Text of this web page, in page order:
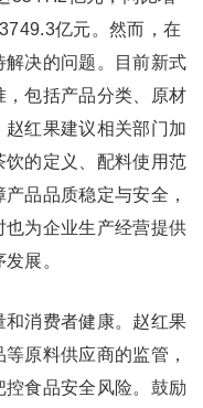
亿元。然而，在
决的问题。目前新式
包括产品分类、原材
红果建议相关部门加
的定义、配料使用范
品品质稳定与安全，
为企业生产经营提供
展。
消费者健康。赵红果
原料供应商的监管，
食品安全风险。鼓励